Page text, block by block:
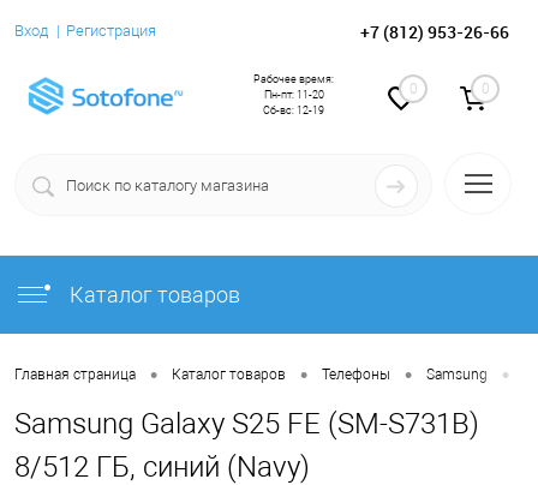
Вход Регистрация +7 (812) 953-26-66
0 0
Рабочее время:
Пн-пт: 11-20
Сб-вс: 12-19
Каталог товаров
Главная страница • Каталог товаров • Телефоны • Samsung •
Samsung Galaxy S25 FE (SM-S731B)
8/512 ГБ, синий (Navy)